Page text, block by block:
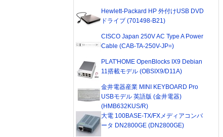
Hewlett-Packard HP 外付けUSB DVD
ドライブ (701498-B21)
CISCO Japan 250V AC Type A Power
Cable (CAB-TA-250V-JP=)
PLAT'HOME OpenBlocks IX9 Debian
11搭載モデル (OBSIX9/D11A)
金井電器産業 MINI KEYBOARD Pro
USBモデル 英語版 (金井電器)
(HMB632KUS/R)
大電 100BASE-TX/FXメディアコンバ
ータ DN2800GE (DN2800GE)